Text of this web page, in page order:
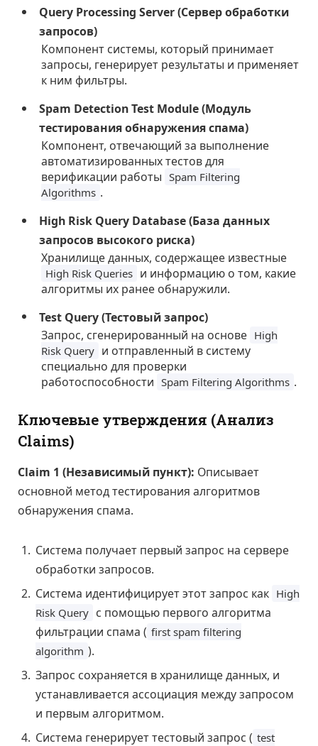
Query Processing Server (Сервер обработки
запросов)
Компонент системы, который принимает
запросы, генерирует результаты и применяет
к ним фильтры.
Spam Detection Test Module (Модуль
тестирования обнаружения спама)
Компонент, отвечающий за выполнение
автоматизированных тестов для
верификации работы Spam Filtering
Algorithms .
High Risk Query Database (База данных
запросов высокого риска)
Хранилище данных, содержащее известные
High Risk Queries и информацию о том, какие
алгоритмы их ранее обнаружили.
Test Query (Тестовый запрос)
Запрос, сгенерированный на основе High
Risk Query и отправленный в систему
специально для проверки
работоспособности Spam Filtering Algorithms .
Ключевые утверждения (Анализ
Claims)
Claim 1 (Независимый пункт): Описывает
основной метод тестирования алгоритмов
обнаружения спама.
Система получает первый запрос на сервере
обработки запросов.
Система идентифицирует этот запрос как High
Risk Query с помощью первого алгоритма
фильтрации спама ( first spam filtering
algorithm ).
Запрос сохраняется в хранилище данных, и
устанавливается ассоциация между запросом
и первым алгоритмом.
Система генерирует тестовый запрос ( test